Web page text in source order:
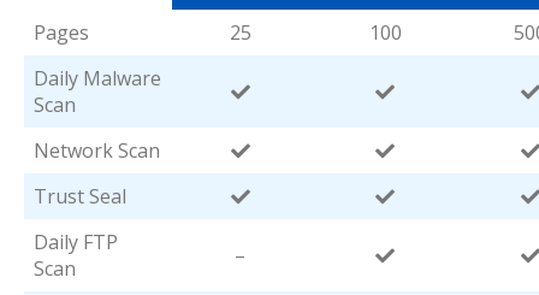
Pages 25 100
Daily Malware
Scan
Network Scan
Trust Seal
Daily FTP
Scan
–